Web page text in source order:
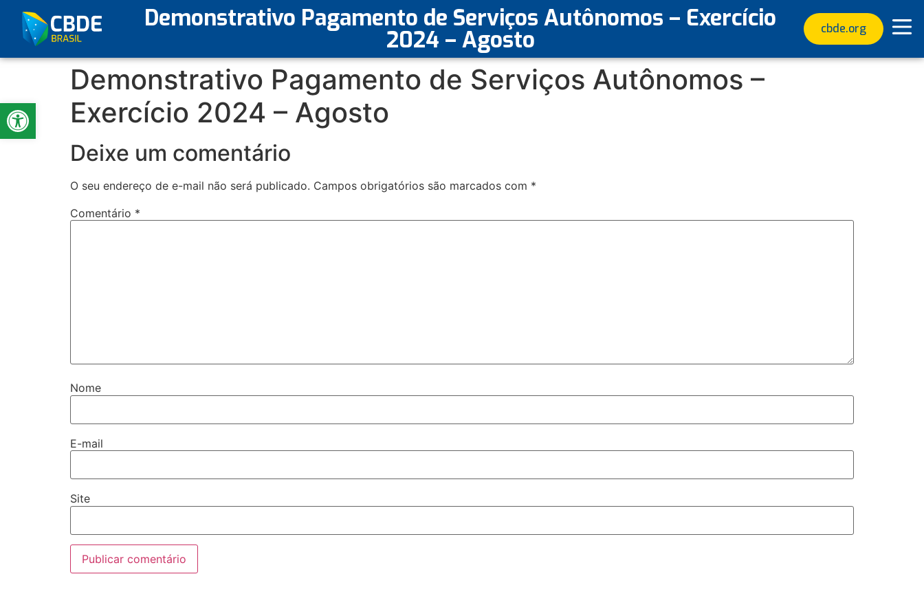
Abrir a barra de ferramentas
Demonstrativo Pagamento de Serviços Autônomos – Exercício
2024 – Agosto cbde.org
Demonstrativo Pagamento de Serviços Autônomos –
Exercício 2024 – Agosto
Deixe um comentário
O seu endereço de e-mail não será publicado. Campos obrigatórios são marcados com *
Comentário *
Nome
E-mail
Site